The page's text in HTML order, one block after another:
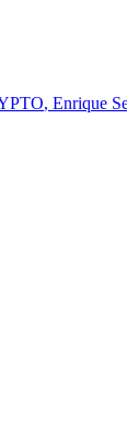
, Enrique